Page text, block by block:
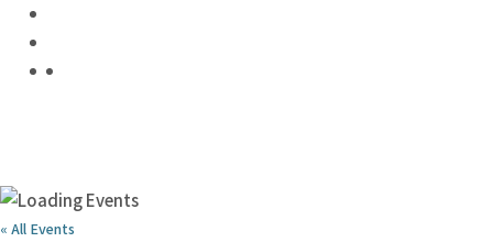
« All Events